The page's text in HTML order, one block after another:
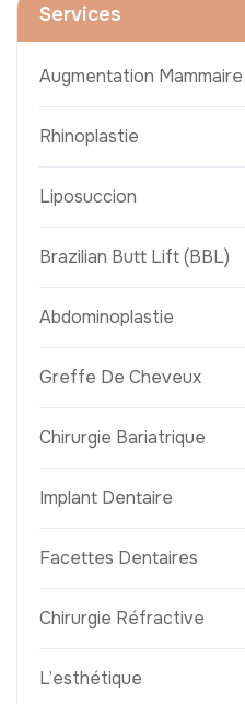
Services
Augmentation Mammaire
Rhinoplastie
Liposuccion
Brazilian Butt Lift (BBL)
Abdominoplastie
Greffe De Cheveux
Chirurgie Bariatrique
Implant Dentaire
Facettes Dentaires
Chirurgie Réfractive
L’esthétique